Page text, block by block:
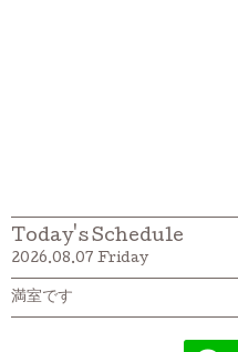
Today's Schedule
2026.08.07 Friday
満室です